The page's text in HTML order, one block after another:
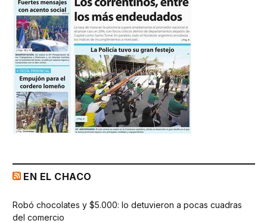
EN EL CHACO
Robó chocolates y $5.000: lo detuvieron a pocas cuadras
del comercio